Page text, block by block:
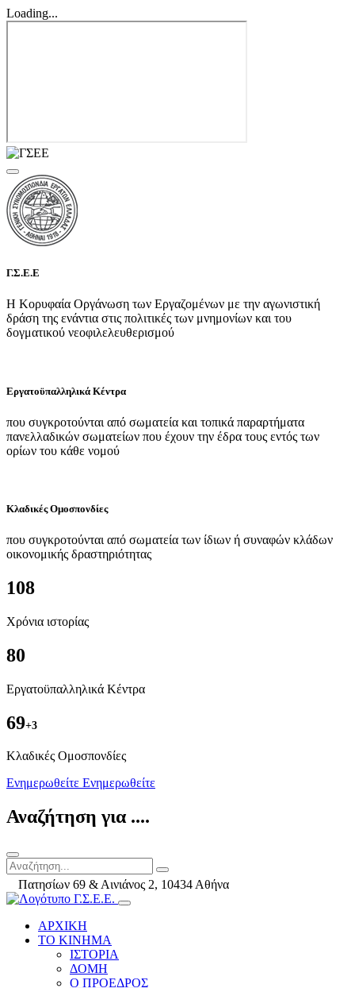
Loading...
Γ.Σ.Ε.Ε
Η Κορυφαία Οργάνωση των Εργαζομένων με την αγωνιστική
δράση της ενάντια στις πολιτικές των μνημονίων και του
δογματικού νεοφιλελευθερισμού
Εργατοϋπαλληλικά Κέντρα
που συγκροτούνται από σωματεία και τοπικά παραρτήματα
πανελλαδικών σωματείων που έχουν την έδρα τους εντός των
ορίων του κάθε νομού
Κλαδικές Ομοσπονδίες
που συγκροτούνται από σωματεία των ίδιων ή συναφών κλάδων
οικονομικής δραστηριότητας
108
Χρόνια ιστορίας
80
Εργατοϋπαλληλικά Κέντρα
69+3
Kλαδικές Ομοσπονδίες
Ενημερωθείτε Ενημερωθείτε
Αναζήτηση για ....
Πατησίων 69 & Αινιάνος 2, 10434 Αθήνα
ΑΡΧΙΚΗ
ΤΟ ΚΙΝΗΜΑ
ΙΣΤΟΡΙΑ
ΔΟΜΗ
Ο ΠΡΟΕΔΡΟΣ